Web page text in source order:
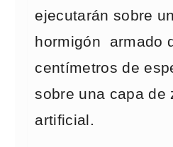
ejecutarán sobre
hormigón armado
centímetros de
sobre una capa de
artificial.